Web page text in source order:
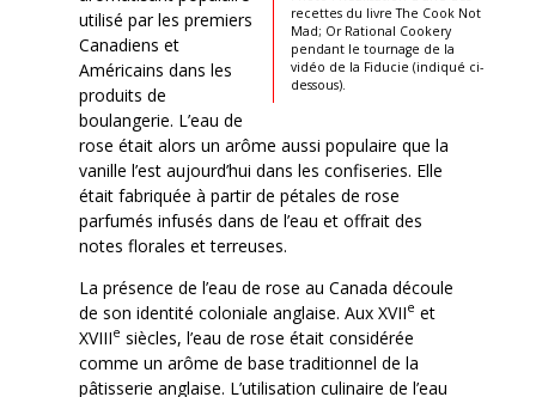
recettes du livre The Cook Not
Mad; Or Rational Cookery
pendant le tournage de la
vidéo de la Fiducie (indiqué ci-
dessous).
utilisé par les premiers
Canadiens et
Américains dans les
produits de
boulangerie. L’eau de
rose était alors un arôme aussi populaire que la
vanille l’est aujourd’hui dans les confiseries. Elle
était fabriquée à partir de pétales de rose
parfumés infusés dans de l’eau et offrait des
notes florales et terreuses.
La présence de l’eau de rose au Canada découle
de son identité coloniale anglaise. Aux XVIIe et
XVIIIe siècles, l’eau de rose était considérée
comme un arôme de base traditionnel de la
pâtisserie anglaise. L’utilisation culinaire de l’eau